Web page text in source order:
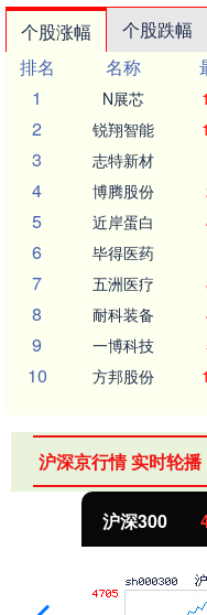
个股涨幅 个股跌幅
排名
名称
1
N展芯
2 锐翔智能
3 志特新材
4 博腾股份
5 近岸蛋白
6 毕得医药
7 五洲医疗
8 耐科装备
9 一博科技
10 方邦股份
沪深京行情 实时轮播
沪深300